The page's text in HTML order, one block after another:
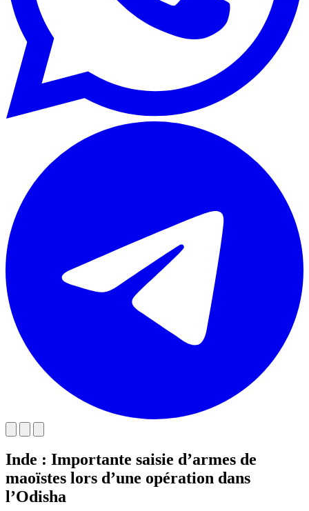
Inde : Importante saisie d’armes de
maoïstes lors d’une opération dans
l’Odisha